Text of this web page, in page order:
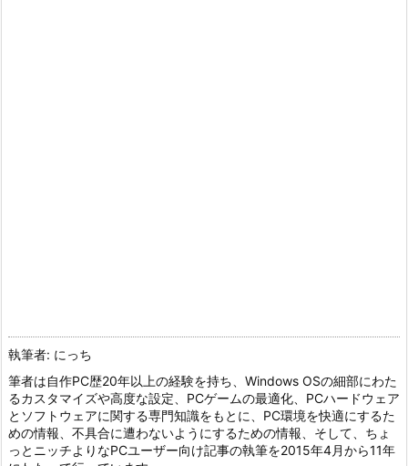
執筆者: にっち
筆者は自作PC歴20年以上の経験を持ち、Windows OSの細部にわた
るカスタマイズや高度な設定、PCゲームの最適化、PCハードウェア
とソフトウェアに関する専門知識をもとに、PC環境を快適にするた
めの情報、不具合に遭わないようにするための情報、そして、ちょ
っとニッチよりなPCユーザー向け記事の執筆を2015年4月から11年